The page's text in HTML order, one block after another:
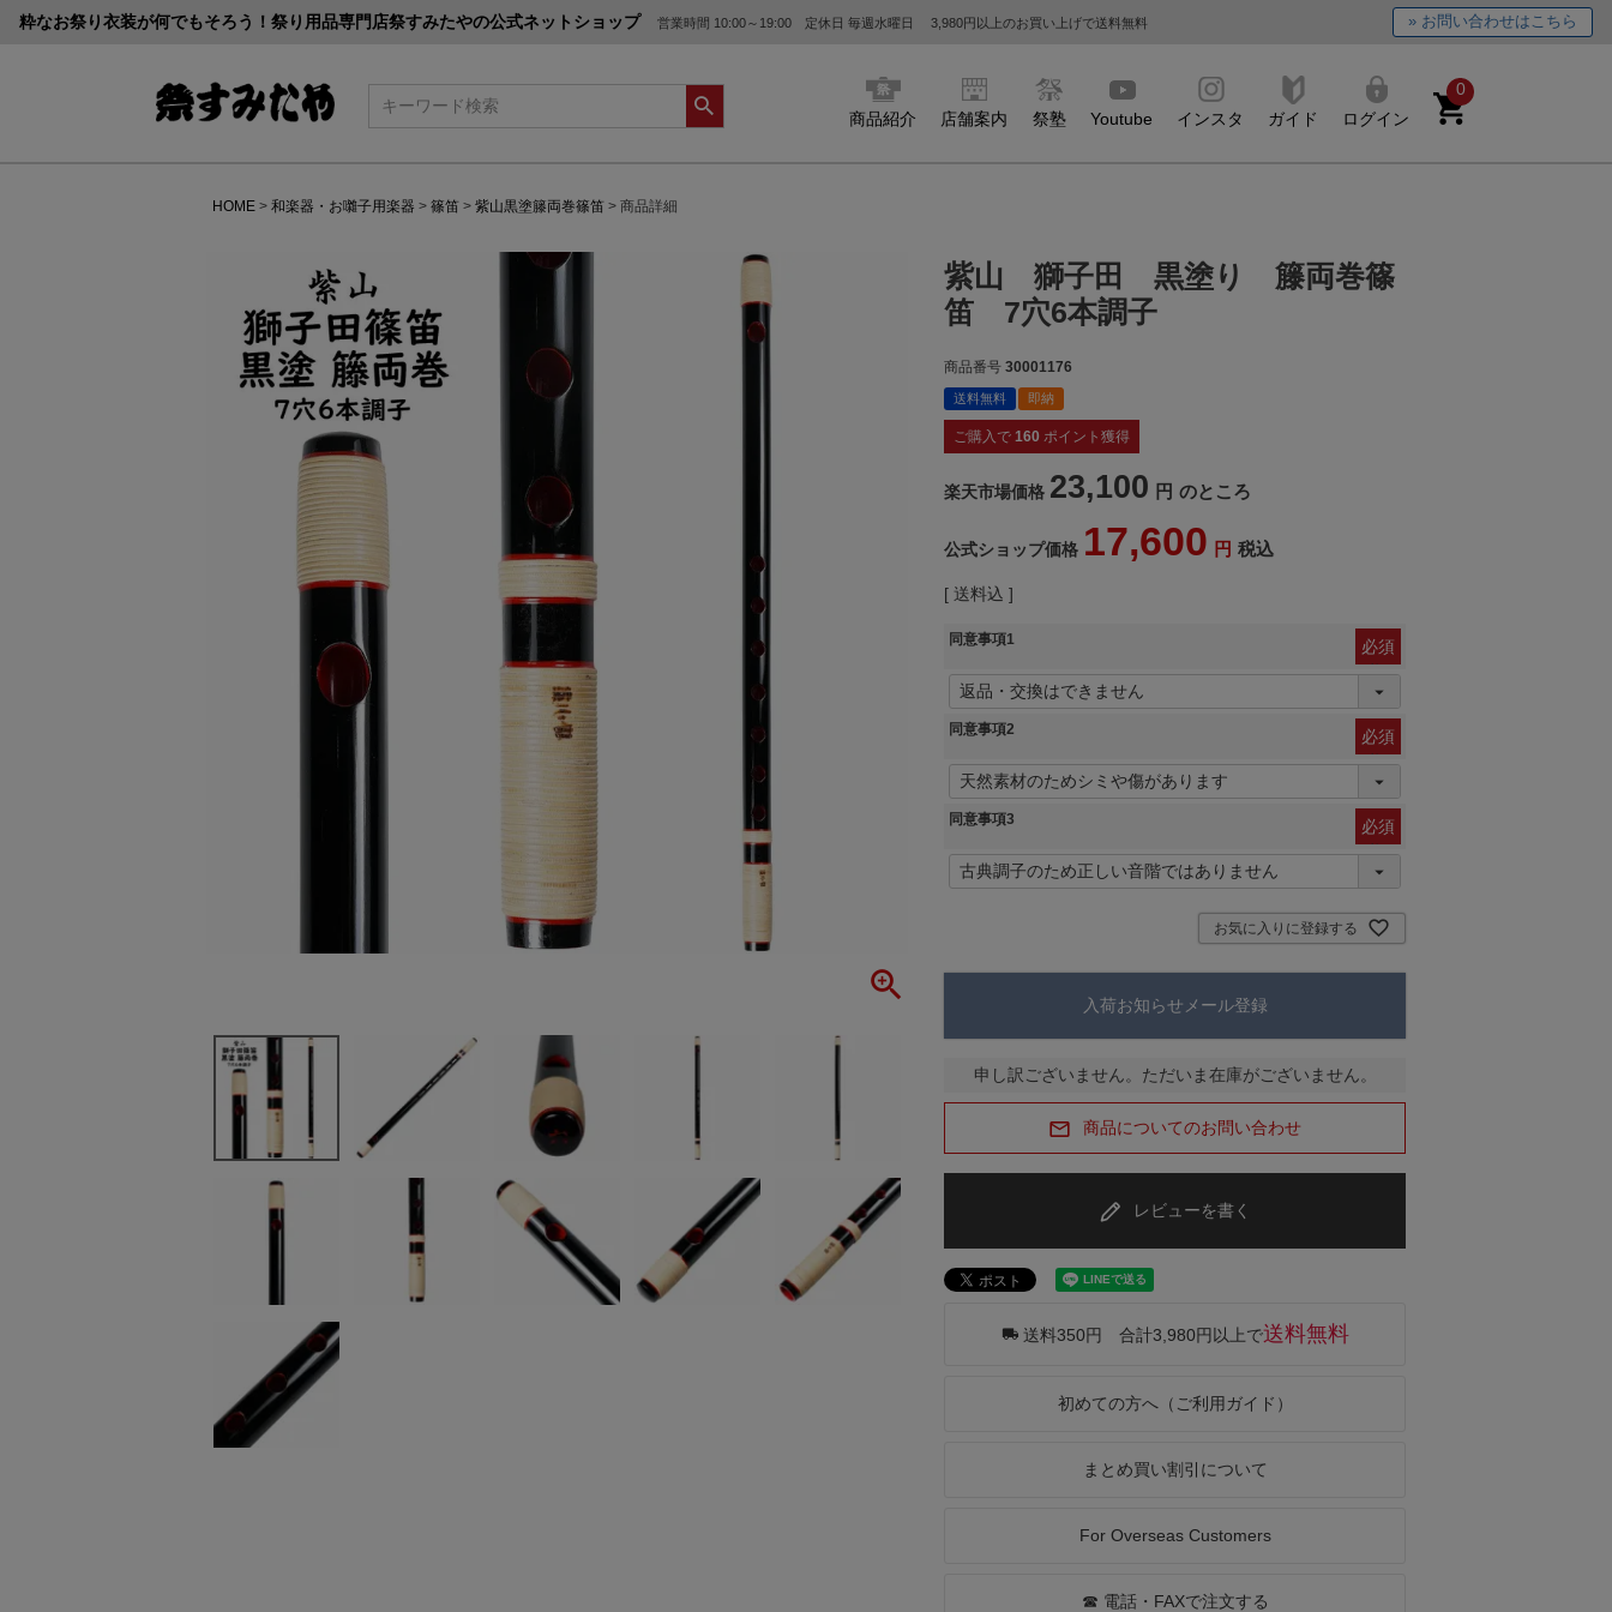
粋なお祭り衣装が何でもそろう！祭り用品専門店祭すみたやの公式ネットショップ 営業時間 10:00～19:00 定休日 毎週水曜日 3,980円以上のお買い上げで送料無料 » お問い合わせはこちら
商品紹介 店舗案内 祭塾 Youtube インスタ ガイド ログイン
0
HOME 和楽器・お囃子用楽器 篠笛 紫山黒塗籐両巻篠笛 商品詳細
紫山 獅子田 黒塗り 籐両巻篠
笛 7穴6本調子
商品番号 30001176
送料無料 即納
ご購入で 160 ポイント獲得
楽天市場価格 23,100 のところ
公式ショップ価格 17,600 税込
送料込
同意事項1
(必
須)
同意事項2
(必
須)
同意事項3
(必
須)
お気に入りに登録する
入荷お知らせメール登録
申し訳ございません。ただいま在庫がございません。
商品についてのお問い合わせ
レビューを書く
送料350円 合計3,980円以上で送料無料
初めての方へ（ご利用ガイド）
まとめ買い割引について
For Overseas Customers
☎ 電話・FAXで注文する